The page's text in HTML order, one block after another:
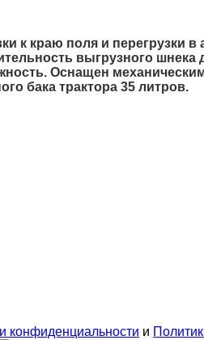
к краю поля и перегрузки в
выгрузного шнека
Оснащен
бака трактора 35 литров.
конфиденциальности и